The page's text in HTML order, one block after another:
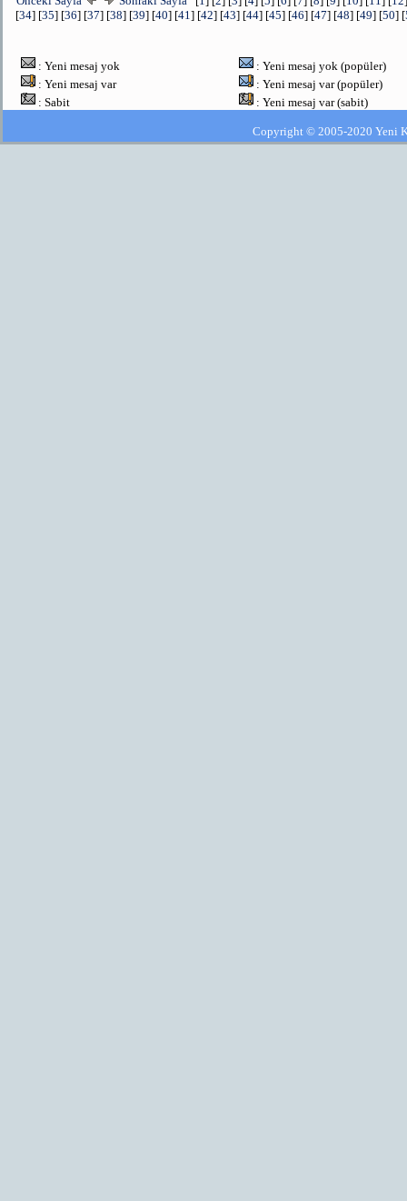
[34] [35] [36] [37] [38] [39] [40] [41] [42] [43] [44] [45] [46] [47] [48] [49] [50] [
: Yeni mesaj yok
: Yeni mesaj var
: Sabit
: Yeni mesaj yok (popüler)
: Yeni mesaj var (popüler)
: Yeni mesaj var (sabit)
Copyright © 2005-2020 Yeni